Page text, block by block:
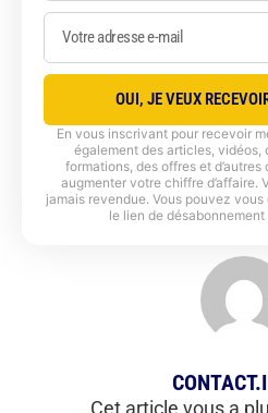
OUI, JE VEUX
En vous inscrivant pour recevoir
également des articles, vidéos,
formations, des offres et
augmenter votre chiffre d’affaire.
jamais revendue. Vous pouvez
le lien de
Cet article vous a